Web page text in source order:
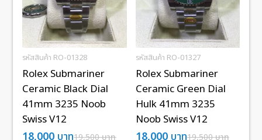
รหัสสินค้า RO-01328
Rolex Submariner
Ceramic Black Dial
41mm 3235 Noob
Swiss V12
19,500บาท
18,000 บาท
รหัสสินค้า RO-01327
Rolex Submariner
Ceramic Green Dial
Hulk 41mm 3235
Noob Swiss V12
19,500บาท
18,000 บาท